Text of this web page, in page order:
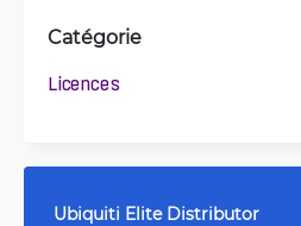
Catégorie
Licences
Ubiquiti Elite Distributor